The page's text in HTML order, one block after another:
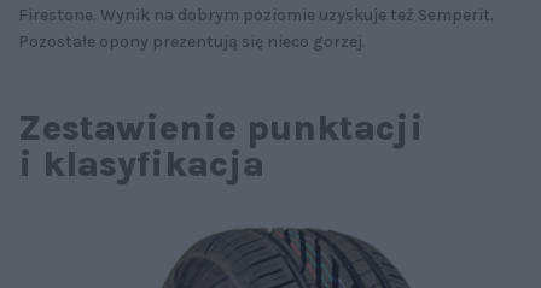
Firestone. Wynik na dobrym poziomie uzyskuje też Semperit.
Pozostałe opony prezentują się nieco gorzej.
Zestawienie punktacji
i klasyfikacja